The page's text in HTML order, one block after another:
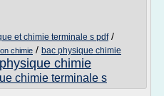
et chimie terminale s pdf/
chimie / bac physique chimie
chimie
chimie terminale s